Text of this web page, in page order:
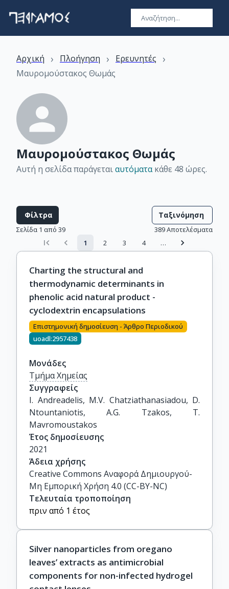
Αρχική › Πλοήγηση › Ερευνητές ›
Μαυρομούστακος Θωμάς
Μαυρομούστακος Θωμάς
Αυτή η σελίδα παράγεταιαυτόματακάθε 48 ώρες.
Φίλτρα Ταξινόμηση
Σελίδα 1 από 39 389Αποτελέσματα
1
2 3 4 …
Charting the structural and
thermodynamic determinants in
phenolic acid natural product -
cyclodextrin encapsulations
Επιστημονική δημοσίευση - Άρθρο Περιοδικού
uoadl:2957438
Μονάδες
Τμήμα Χημείας
Συγγραφείς
I. Andreadelis, M.V. Chatziathanasiadou, D.
Ntountaniotis, A.G. Tzakos, T.
Mavromoustakos
Έτος δημοσίευσης
2021
Άδεια χρήσης
Creative Commons Αναφορά Δημιουργού-
Μη Εμπορική Χρήση 4.0 (CC-BY-NC)
Τελευταία τροποποίηση
πριν από 1 έτος
Silver nanoparticles from oregano
leaves’ extracts as antimicrobial
components for non-infected hydrogel